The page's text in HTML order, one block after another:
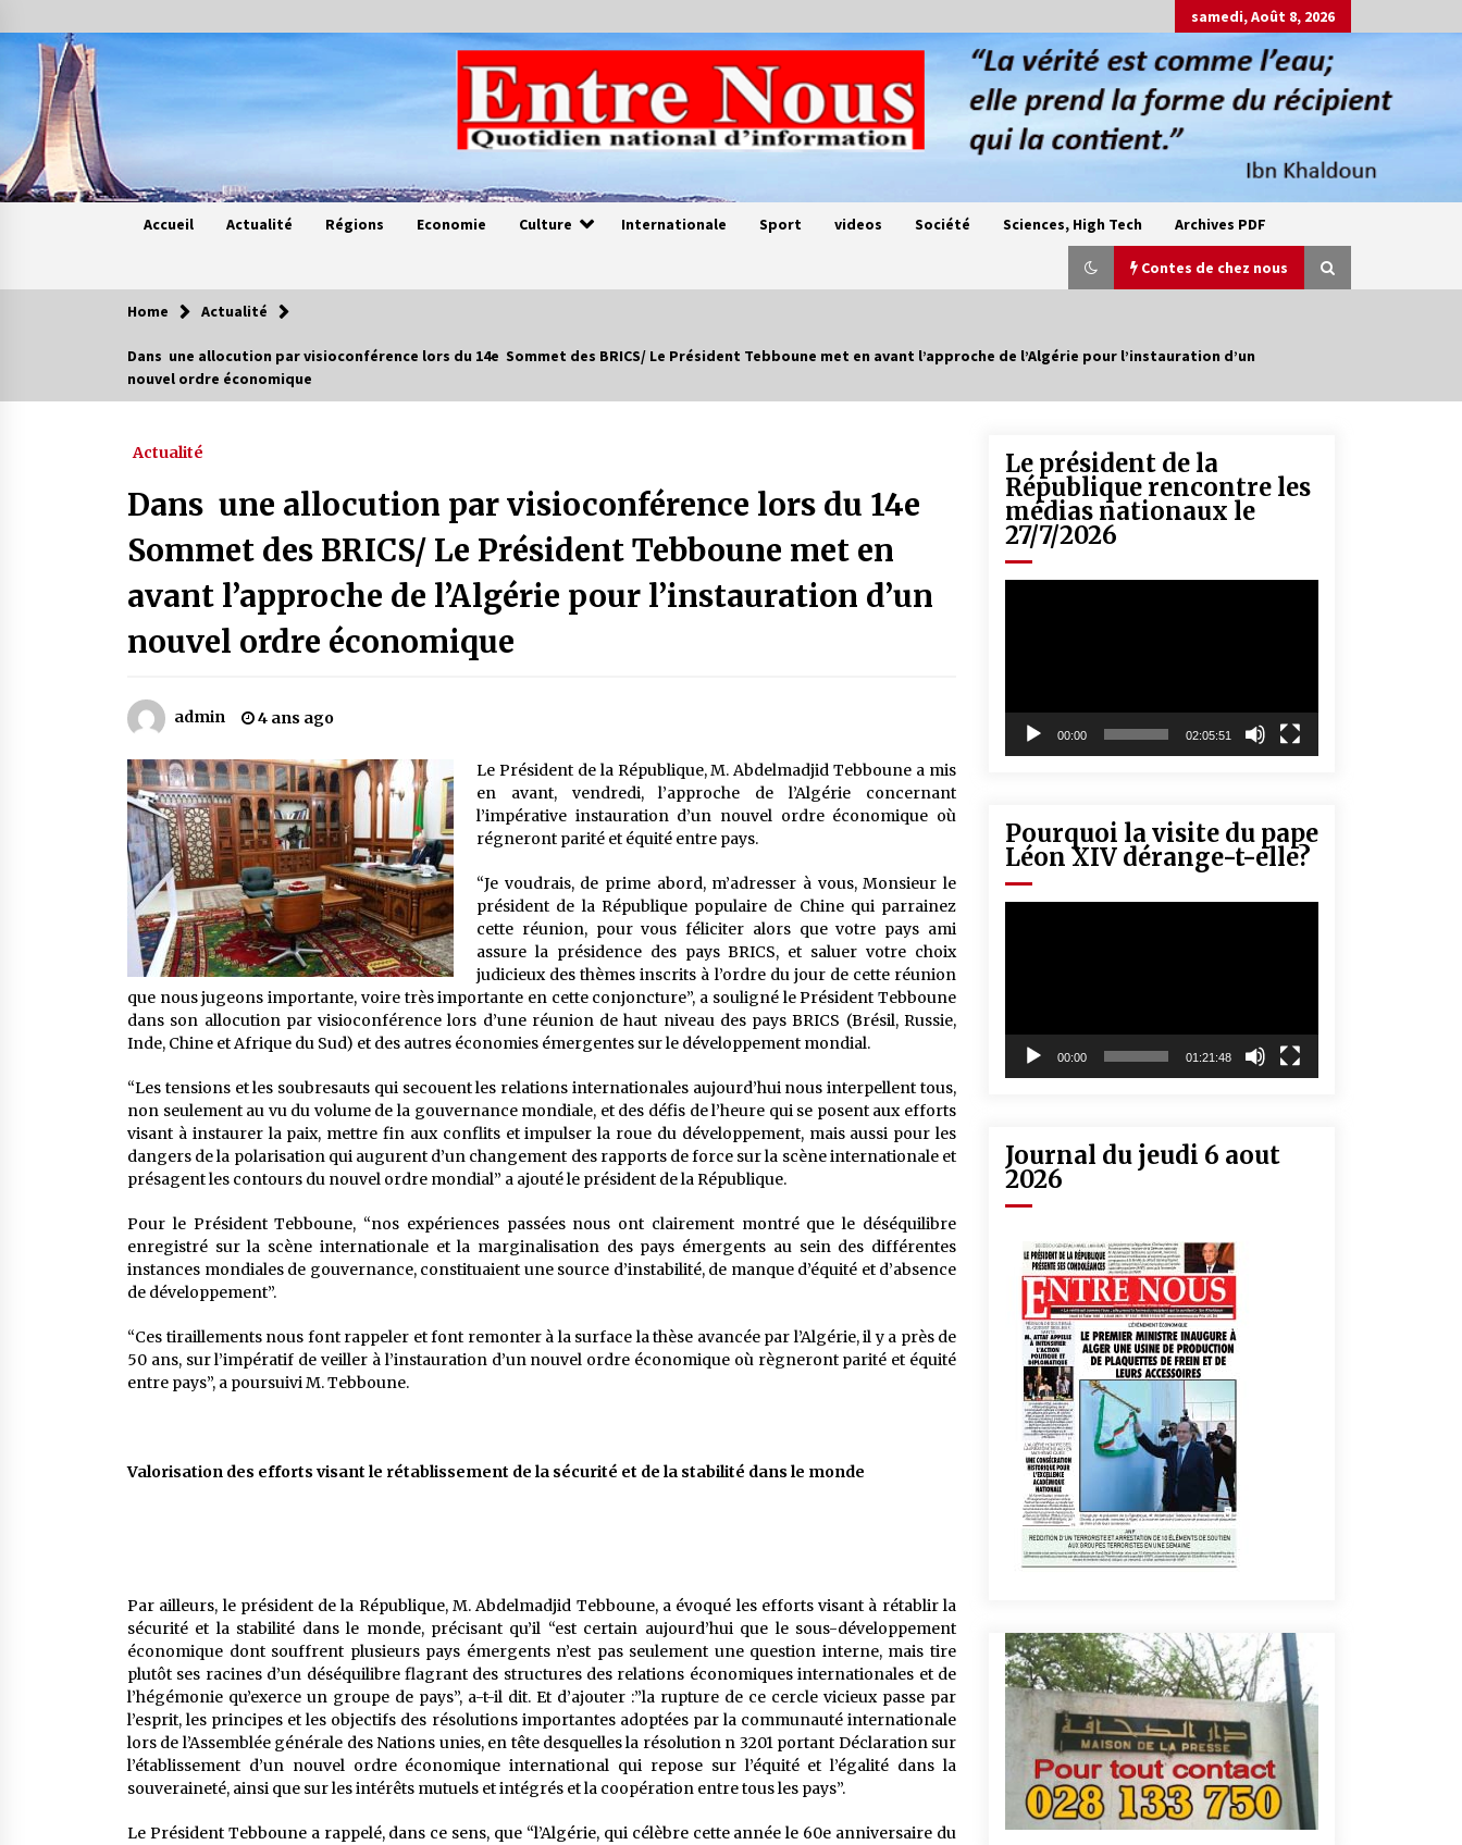
to
content
samedi, Août 8, 2026
Accueil Actualité Régions Economie Culture Internationale Sport videos Société Sciences, High Tech Archives PDF
Contes de chez nous
Contes de chez nous
Quand la mère n’est plus là (17e
Mythes et croyances / L’hospitalité
des montagnards
Quand on va vite
5 ans ago
« Père, tiens-moi, je vais tomber ! »
5 ans ago
Le bouc de l’Au-delà
5 ans ago
Le monstrueux vieillard (Un récit
du Sud algérien)
5 ans ago
Home Actualité
Dans une allocution par visioconférence lors du 14e Sommet des BRICS/ Le Président Tebboune met en avant l’approche de l’Algérie pour l’instauration d’un
nouvel ordre économique
Actualité
Dans une allocution par visioconférence lors du 14e
Sommet des BRICS/ Le Président Tebboune met en
avant l’approche de l’Algérie pour l’instauration d’un
nouvel ordre économique
admin 4 ans ago
Le Président de la République, M. Abdelmadjid Tebboune a mis
en avant, vendredi, l’approche de l’Algérie concernant
l’impérative instauration d’un nouvel ordre économique où
régneront parité et équité entre pays.
“Je voudrais, de prime abord, m’adresser à vous, Monsieur le
président de la République populaire de Chine qui parrainez
cette réunion, pour vous féliciter alors que votre pays ami
assure la présidence des pays BRICS, et saluer votre choix
judicieux des thèmes inscrits à l’ordre du jour de cette réunion
que nous jugeons importante, voire très importante en cette conjoncture”, a souligné le Président Tebboune
dans son allocution par visioconférence lors d’une réunion de haut niveau des pays BRICS (Brésil, Russie,
Inde, Chine et Afrique du Sud) et des autres économies émergentes sur le développement mondial.
“Les tensions et les soubresauts qui secouent les relations internationales aujourd’hui nous interpellent tous,
non seulement au vu du volume de la gouvernance mondiale, et des défis de l’heure qui se posent aux efforts
visant à instaurer la paix, mettre fin aux conflits et impulser la roue du développement, mais aussi pour les
dangers de la polarisation qui augurent d’un changement des rapports de force sur la scène internationale et
présagent les contours du nouvel ordre mondial” a ajouté le président de la République.
Pour le Président Tebboune, “nos expériences passées nous ont clairement montré que le déséquilibre
enregistré sur la scène internationale et la marginalisation des pays émergents au sein des différentes
instances mondiales de gouvernance, constituaient une source d’instabilité, de manque d’équité et d’absence
de développement”.
“Ces tiraillements nous font rappeler et font remonter à la surface la thèse avancée par l’Algérie, il y a près de
50 ans, sur l’impératif de veiller à l’instauration d’un nouvel ordre économique où règneront parité et équité
entre pays”, a poursuivi M. Tebboune.
Valorisation des efforts visant le rétablissement de la sécurité et de la stabilité dans le monde
Par ailleurs, le président de la République, M. Abdelmadjid Tebboune, a évoqué les efforts visant à rétablir la
sécurité et la stabilité dans le monde, précisant qu’il “est certain aujourd’hui que le sous-développement
économique dont souffrent plusieurs pays émergents n’est pas seulement une question interne, mais tire
plutôt ses racines d’un déséquilibre flagrant des structures des relations économiques internationales et de
l’hégémonie qu’exerce un groupe de pays”, a-t-il dit. Et d’ajouter :”la rupture de ce cercle vicieux passe par
l’esprit, les principes et les objectifs des résolutions importantes adoptées par la communauté internationale
lors de l’Assemblée générale des Nations unies, en tête desquelles la résolution n 3201 portant Déclaration sur
l’établissement d’un nouvel ordre économique international qui repose sur l’équité et l’égalité dans la
souveraineté, ainsi que sur les intérêts mutuels et intégrés et la coopération entre tous les pays”.
Le Président Tebboune a rappelé, dans ce sens, que “l’Algérie, qui célèbre cette année le 60e anniversaire du
Le président de la
République rencontre les
médias nationaux le
27/7/2026
00:00 02:05:51
Pourquoi la visite du pape
Léon XIV dérange-t-elle?
00:00 01:21:48
Journal du jeudi 6 aout
2026